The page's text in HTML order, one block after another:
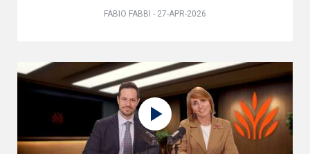
FABIO FABBI - 27-APR-2026